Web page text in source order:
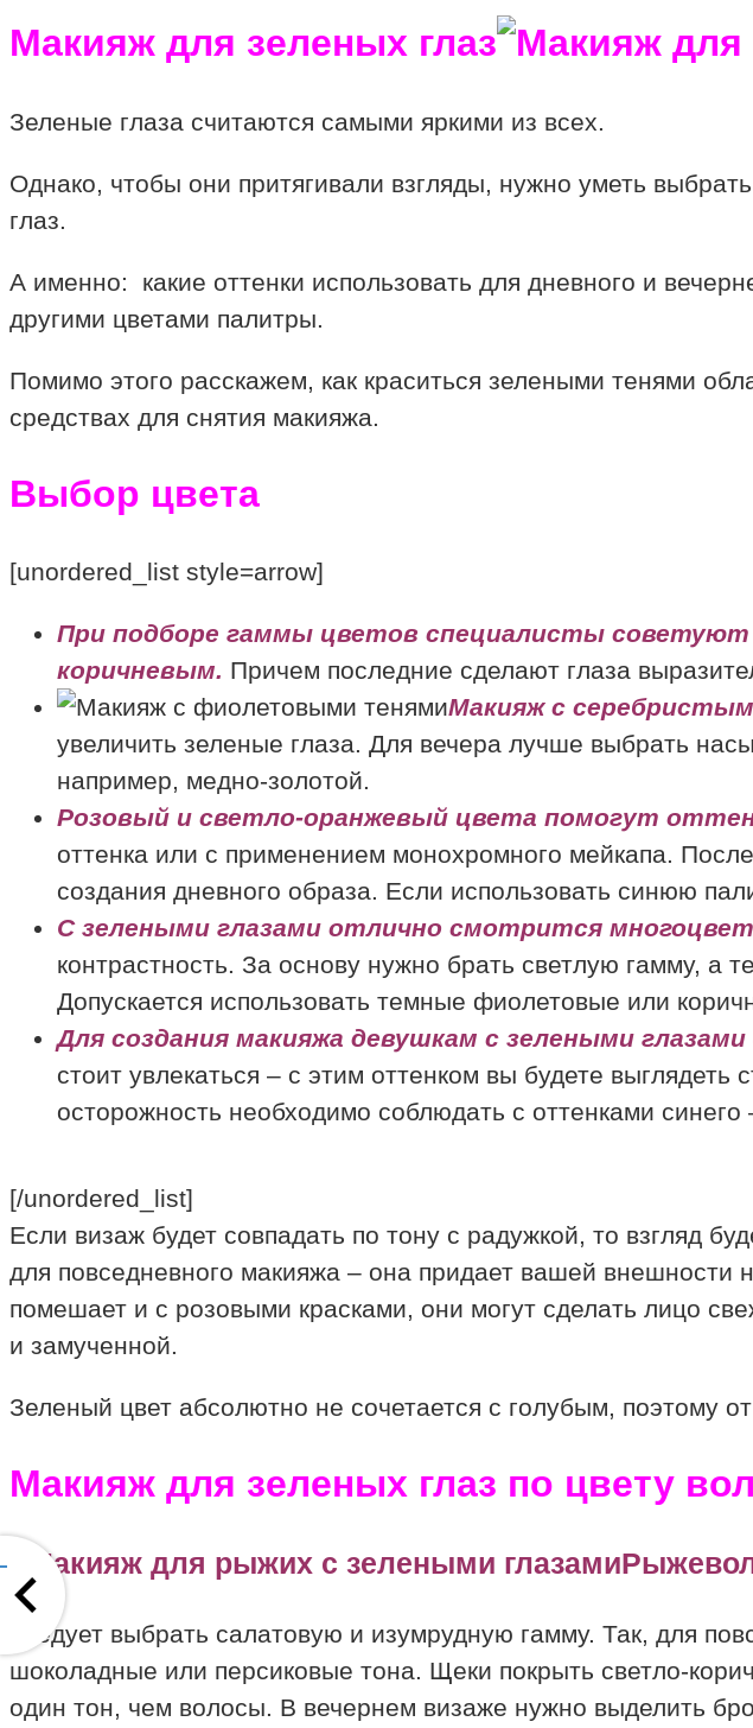
Макияж для зеленых глаз
Зеленые глаза считаются самыми яркими из всех.
Однако, чтобы они притягивали взгляды, нужно уметь
глаз.
А именно: какие оттенки использовать для дневного и
другими цветами палитры.
Помимо этого расскажем, как краситься зелеными тенями
средствах для снятия макияжа.
Выбор цвета
[unordered_list style=arrow]
При подборе гаммы цветов специалисты
коричневым. Причем последние сделают глаза
Макияж с
увеличить зеленые глаза. Для вечера лучше выбрать
например, медно-золотой.
Розовый и светло-оранжевый цвета помогут
оттенка или с применением монохромного мейкапа.
создания дневного образа. Если использовать синюю
С зелеными глазами отлично смотрится
контрастность. За основу нужно брать светлую гамму,
Допускается использовать темные фиолетовые или
Для создания макияжа девушкам с зелеными
стоит увлекаться – с этим оттенком вы будете
осторожность необходимо соблюдать с оттенками
[/unordered_list]
Если визаж будет совпадать по тону с радужкой, то взгляд
для повседневного макияжа – она придает вашей внешности
помешает и с розовыми красками, они могут сделать лицо
и замученной.
Зеленый цвет абсолютно не сочетается с голубым, поэтому
Макияж для зеленых глаз по цвету
следует выбрать салатовую и изумрудную гамму. Так, для
шоколадные или персиковые тона. Щеки покрыть светло-
один тон, чем волосы. В вечернем визаже нужно выделить